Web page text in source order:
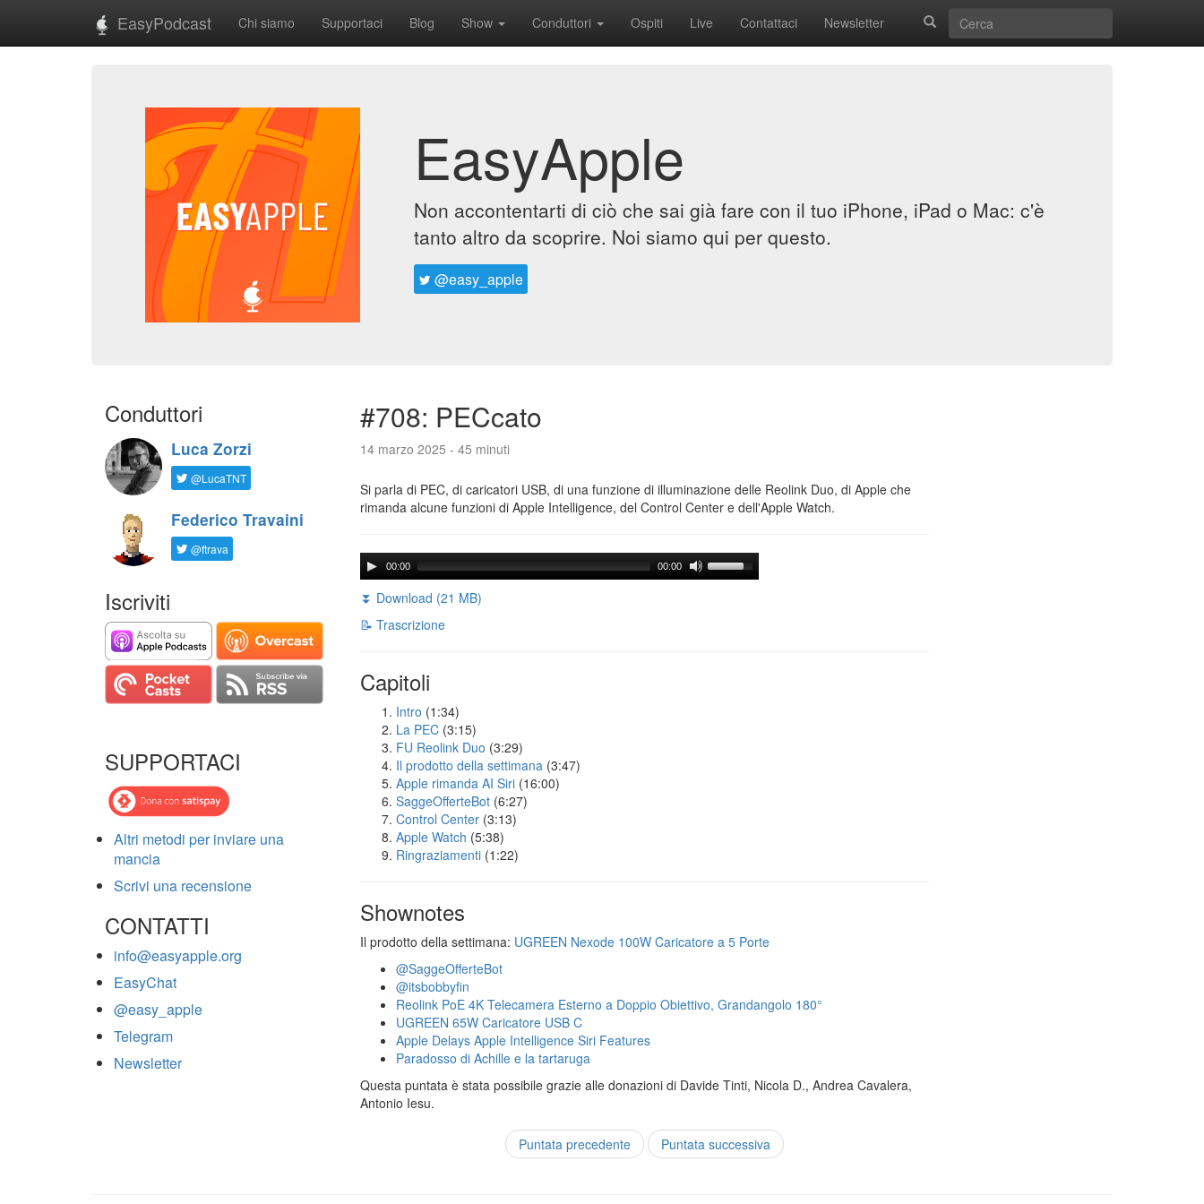
EasyPodcast Chi siamo Supportaci Blog Show Conduttori Ospiti Live Contattaci Newsletter
EasyApple
Non accontentarti di ciò che sai già fare con il tuo iPhone, iPad o Mac: c'è
tanto altro da scoprire. Noi siamo qui per questo.
@easy_apple
Conduttori
Luca Zorzi
@LucaTNT
Federico Travaini
@ftrava
Iscriviti
SUPPORTACI
Altri metodi per inviare una
mancia
Scrivi una recensione
CONTATTI
info@easyapple.org
EasyChat
@easy_apple
Telegram
Newsletter
#708: PECcato
14 marzo 2025 - 45 minuti
Si parla di PEC, di caricatori USB, di una funzione di illuminazione delle Reolink Duo, di Apple che
rimanda alcune funzioni di Apple Intelligence, del Control Center e dell'Apple Watch.
00:00 00:00
⏬ Download (21 MB)
📝 Trascrizione
Capitoli
Intro (1:34)
La PEC (3:15)
FU Reolink Duo (3:29)
Il prodotto della settimana (3:47)
Apple rimanda AI Siri (16:00)
SaggeOfferteBot (6:27)
Control Center (3:13)
Apple Watch (5:38)
Ringraziamenti (1:22)
Shownotes
Il prodotto della settimana: UGREEN Nexode 100W Caricatore a 5 Porte
@SaggeOfferteBot
@itsbobbyfin
Reolink PoE 4K Telecamera Esterno a Doppio Obiettivo, Grandangolo 180°
UGREEN 65W Caricatore USB C
Apple Delays Apple Intelligence Siri Features
Paradosso di Achille e la tartaruga
Questa puntata è stata possibile grazie alle donazioni di Davide Tinti, Nicola D., Andrea Cavalera,
Antonio Iesu.
Puntata precedente Puntata successiva